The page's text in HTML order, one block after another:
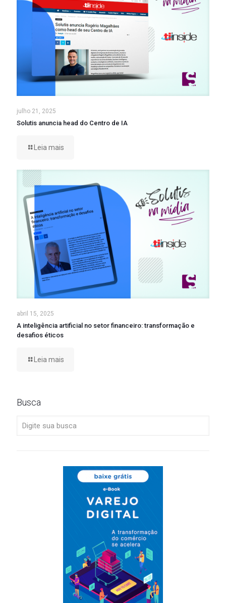
julho 21, 2025
Solutis anuncia head do Centro de IA
Leia mais
abril 15, 2025
A inteligência artificial no setor financeiro: transformação e
desafios éticos
Leia mais
Busca